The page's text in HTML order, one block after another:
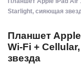
Starlight, сияющая
Планшет
Wi-Fi +
звезда